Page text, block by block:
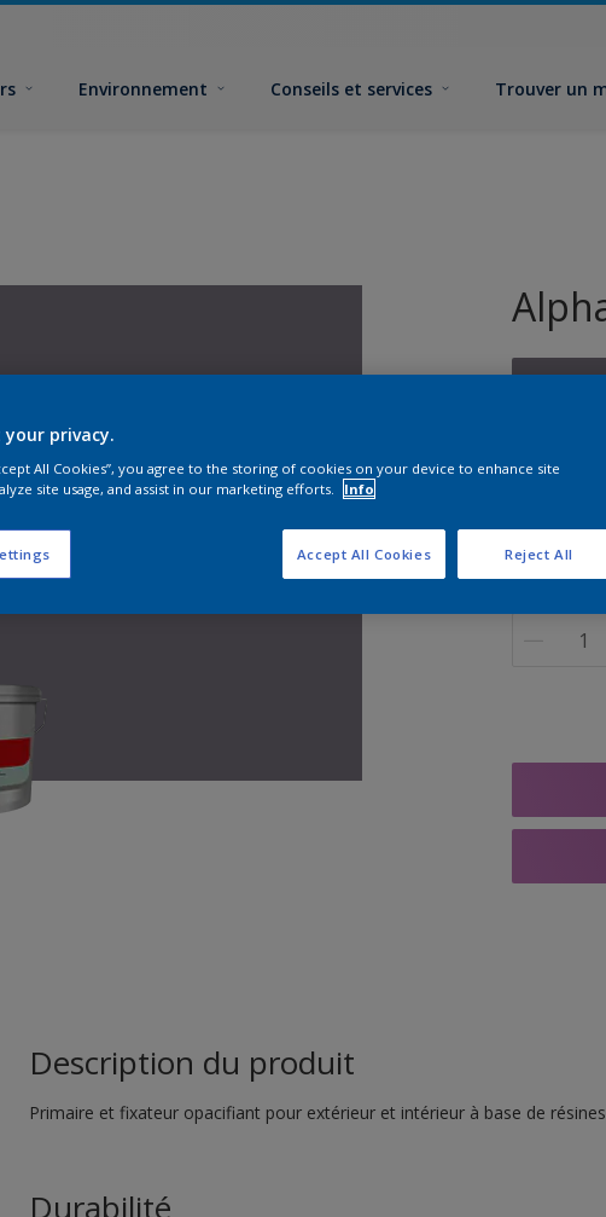
Environnement Conseils et services Trouver un
Description du produit
Primaire et fixateur opacifiant pour extérieur et intérieur à base de
Durabilité
your privacy.
All Cookies”, you agree to the storing of cookies on your device to enhance site
site usage, and assist in our marketing efforts.
Info
Reject All
Accept All Cookies